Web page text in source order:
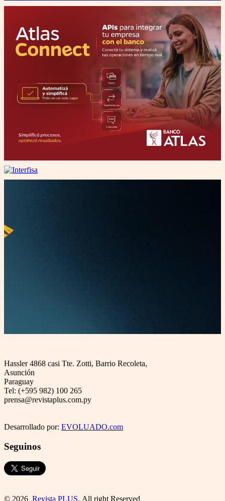
Hassler 4868 casi Tte. Zotti, Barrio Recoleta,
Asunción
Paraguay
Tel: (+595 982) 100 265
prensa@revistaplus.com.py
Desarrollado por: EVOLUADO.com
Seguinos
© 2026 Revista PLUS. All right Reserved